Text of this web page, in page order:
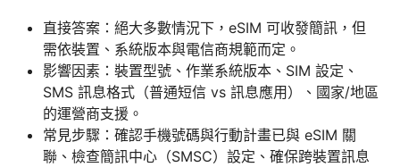
直接答案：絕大多數情況下，eSIM 可收發簡訊，但
需依裝置、系統版本與電信商規範而定。
影響因素：裝置型號、作業系統版本、SIM 設定、
SMS 訊息格式（普通短信 vs 訊息應用）、國家/地區
的運營商支援。
常見步驟：確認手機號碼與行動計畫已與 eSIM 關
聯、檢查簡訊中心（SMSC）設定、確保跨裝置訊息